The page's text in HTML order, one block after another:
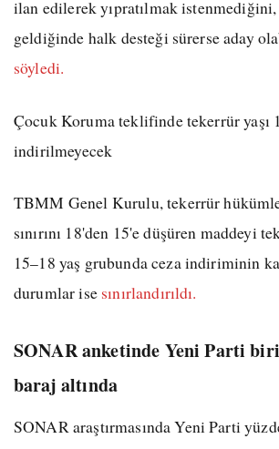
ilan edilerek yıpratılmak istenmediğini,
geldiğinde halk desteği sürerse aday
söyledi.
Çocuk Koruma teklifinde tekerrür yaşı
indirilmeyecek
TBMM Genel Kurulu, tekerrür
sınırını 18'den 15'e düşüren maddeyi
15–18 yaş grubunda ceza indiriminin
durumlar ise sınırlandırıldı.
SONAR anketinde Yeni Parti
baraj altında
SONAR araştırmasında Yeni Parti